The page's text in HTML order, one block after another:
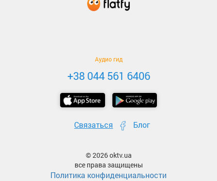
Аудио гид
+38 044 561 6406
Связаться Блог
© 2026 oktv.ua
все права защищены
Политика конфиденциальности